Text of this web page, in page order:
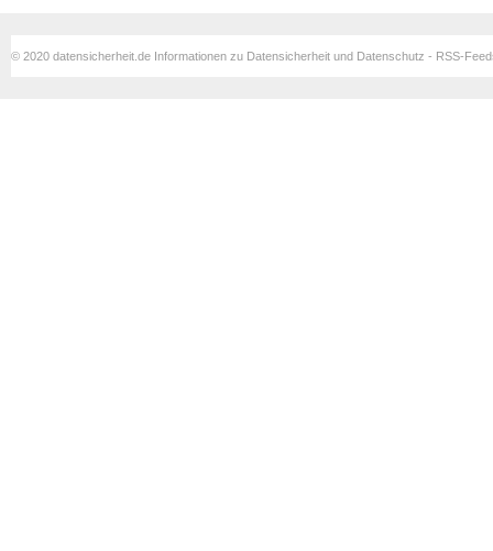
© 2020 datensicherheit.de Informationen zu Datensicherheit und Datenschutz - RSS-